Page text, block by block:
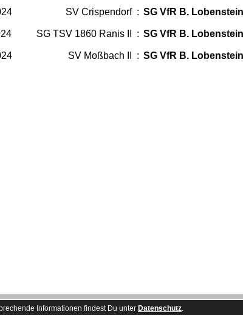
SV Crispendorf : SG VfR B. Lobenstein
SG TSV 1860 Ranis II : SG VfR B. Lobenstein
SV Moßbach II : SG VfR B. Lobenstein
Besucherstatistik
Informationen findest Du unter Datenschutz.